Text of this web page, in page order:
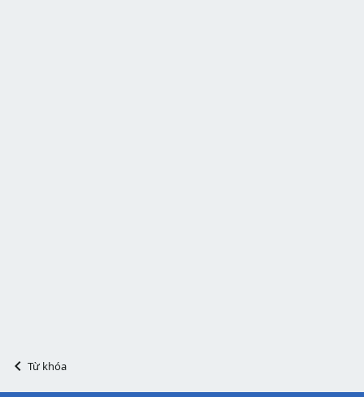
Từ khóa